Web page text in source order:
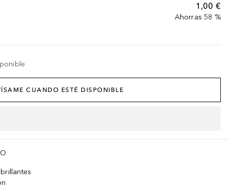
1,00 €
Ahorras 58 %
CUANDO ESTÉ DISPONIBLE